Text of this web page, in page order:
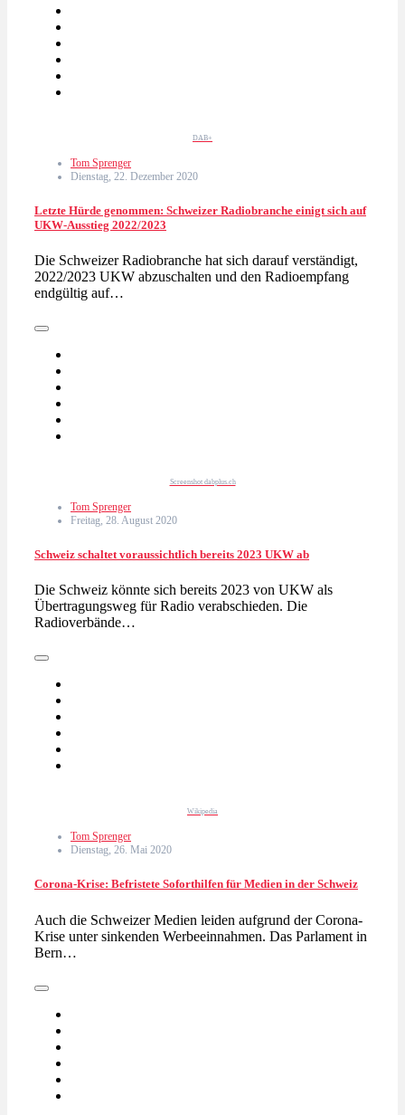
DAB+
Tom Sprenger
Dienstag, 22. Dezember 2020
Letzte Hürde genommen: Schweizer Radiobranche einigt sich auf
UKW-Ausstieg 2022/2023
Die Schweizer Radiobranche hat sich darauf verständigt,
2022/2023 UKW abzuschalten und den Radioempfang
endgültig auf…
Screenshot dabplus.ch
Tom Sprenger
Freitag, 28. August 2020
Schweiz schaltet voraussichtlich bereits 2023 UKW ab
Die Schweiz könnte sich bereits 2023 von UKW als
Übertragungsweg für Radio verabschieden. Die
Radioverbände…
Wikipedia
Tom Sprenger
Dienstag, 26. Mai 2020
Corona-Krise: Befristete Soforthilfen für Medien in der Schweiz
Auch die Schweizer Medien leiden aufgrund der Corona-
Krise unter sinkenden Werbeeinnahmen. Das Parlament in
Bern…